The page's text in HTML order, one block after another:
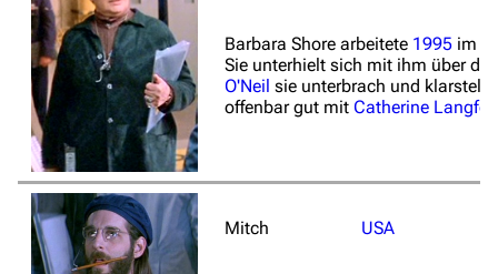
Barbara Shore arbeitete 1995 im
Sie unterhielt sich mit ihm über
O'Neil sie unterbrach und
offenbar gut mit Catherine
Mitch USA